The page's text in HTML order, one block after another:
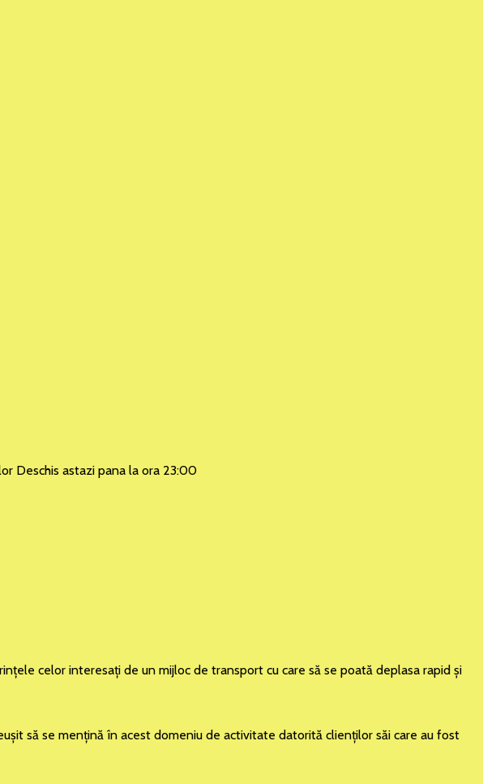
Deschis astazi pana la ora 23:00
celor interesaţi de un mijloc de transport cu care să se poată deplasa rapid şi
să se menţină în acest domeniu de activitate datorită clienţilor săi care au fost